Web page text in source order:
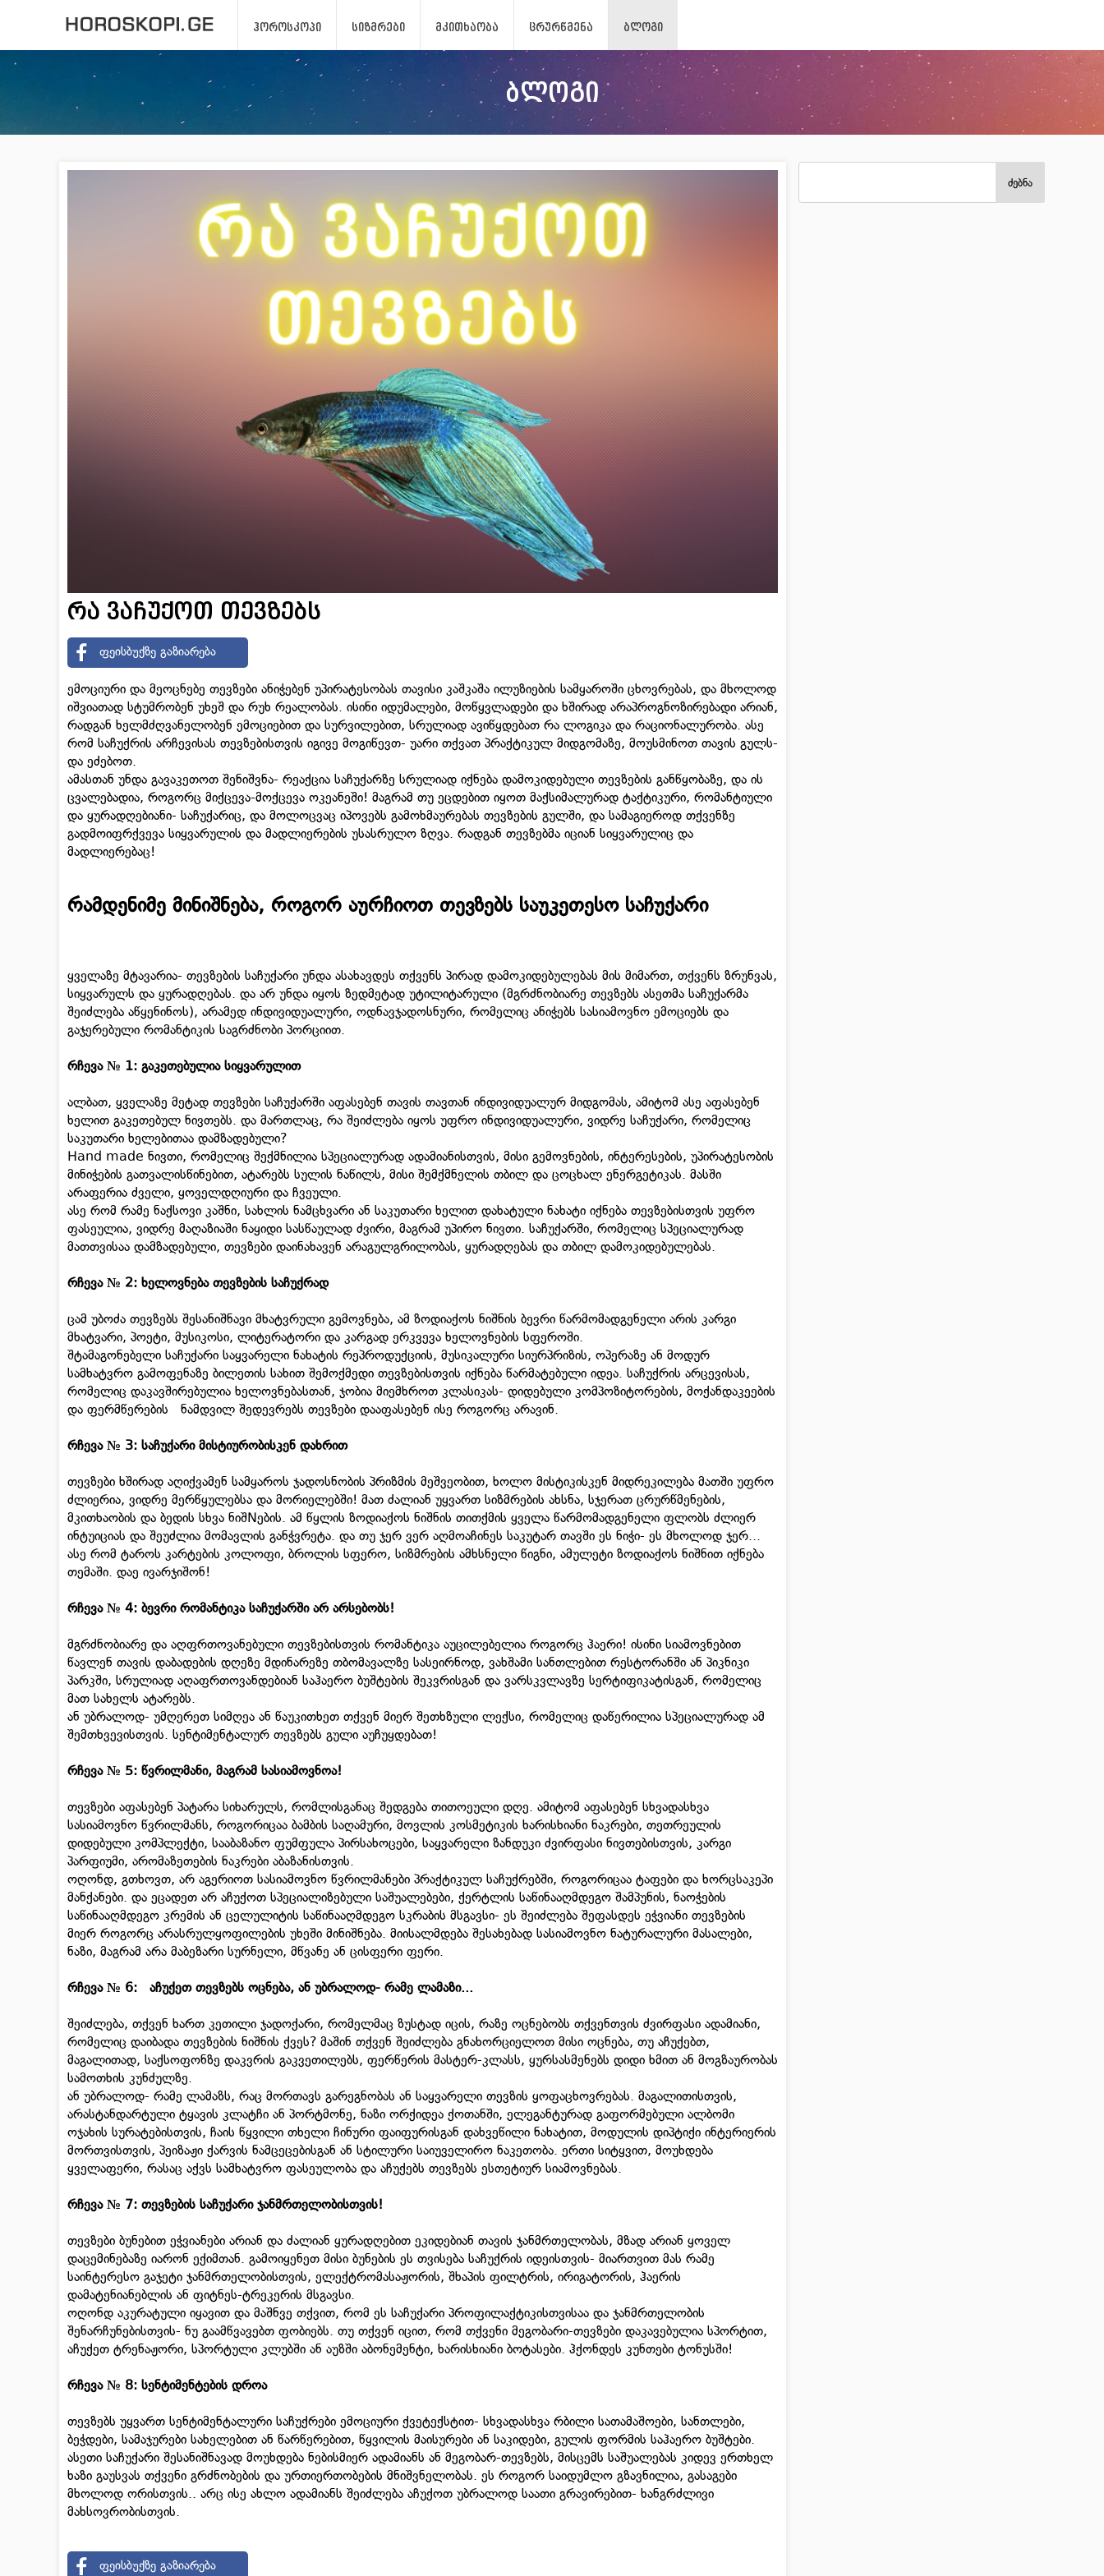
ᲰᲝᲠᲝᲡᲙᲝᲞᲘ ᲡᲘᲖᲛᲠᲔᲑᲘ ᲛᲙᲘᲗᲮᲐᲝᲑᲐ ᲪᲠᲣᲠᲬᲛᲔᲜᲐ ᲑᲚᲝᲒᲘ
ბლოგი
რა ვაჩუქოთ თევზებს
ფეისბუქზე გაზიარება
ემოციური და მეოცნებე თევზები ანიჭებენ უპირატესობას თავისი კაშკაშა ილუზიების სამყაროში ცხოვრებას, და მხოლოდ
იშვიათად სტუმრობენ უხეშ და რუხ რეალობას. ისინი იდუმალები, მოწყვლადები და ხშირად არაპროგნოზირებადი არიან,
რადგან ხელმძღვანელობენ ემოციებით და სურვილებით, სრულიად ავიწყდებათ რა ლოგიკა და რაციონალურობა. ასე
რომ საჩუქრის არჩევისას თევზებისთვის იგივე მოგიწევთ- უარი თქვათ პრაქტიკულ მიდგომაზე, მოუსმინოთ თავის გულს-
და ეძებოთ.
ამასთან უნდა გავაკეთოთ შენიშვნა- რეაქცია საჩუქარზე სრულიად იქნება დამოკიდებული თევზების განწყობაზე, და ის
ცვალებადია, როგორც მიქცევა-მოქცევა ოკეანეში! მაგრამ თუ ეცდებით იყოთ მაქსიმალურად ტაქტიკური, რომანტიული
და ყურადღებიანი- საჩუქარიც, და მოლოცვაც იპოვებს გამოხმაურებას თევზების გულში, და სამაგიეროდ თქვენზე
გადმოიფრქვევა სიყვარულის და მადლიერების უსასრულო ზღვა. რადგან თევზებმა იციან სიყვარულიც და
მადლიერებაც!
რამდენიმე მინიშნება, როგორ აურჩიოთ თევზებს საუკეთესო საჩუქარი
ყველაზე მტავარია- თევზების საჩუქარი უნდა ასახავდეს თქვენს პირად დამოკიდებულებას მის მიმართ, თქვენს ზრუნვას,
სიყვარულს და ყურადღებას. და არ უნდა იყოს ზედმეტად უტილიტარული (მგრძნობიარე თევზებს ასეთმა საჩუქარმა
შეიძლება აწყენინოს), არამედ ინდივიდუალური, ოდნავჯადოსნური, რომელიც ანიჭებს სასიამოვნო ემოციებს და
გაჯერებული რომანტიკის საგრძნობი პორციით.
რჩევა № 1: გაკეთებულია სიყვარულით
ალბათ, ყველაზე მეტად თევზები საჩუქარში აფასებენ თავის თავთან ინდივიდუალურ მიდგომას, ამიტომ ასე აფასებენ
ხელით გაკეთებულ ნივთებს. და მართლაც, რა შეიძლება იყოს უფრო ინდივიდუალური, ვიდრე საჩუქარი, რომელიც
საკუთარი ხელებითაა დამზადებული?
Hand made ნივთი, რომელიც შექმნილია სპეციალურად ადამიანისთვის, მისი გემოვნების, ინტერესების, უპირატესობის
მინიჭების გათვალისწინებით, ატარებს სულის ნაწილს, მისი შემქმნელის თბილ და ცოცხალ ენერგეტიკას. მასში
არაფერია ძველი, ყოველდღიური და ჩვეული.
ასე რომ რამე ნაქსოვი კაშნი, სახლის ნამცხვარი ან საკუთარი ხელით დახატული ნახატი იქნება თევზებისთვის უფრო
ფასეულია, ვიდრე მაღაზიაში ნაყიდი სასწაულად ძვირი, მაგრამ უპირო ნივთი. საჩუქარში, რომელიც სპეციალურად
მათთვისაა დამზადებული, თევზები დაინახავენ არაგულგრილობას, ყურადღებას და თბილ დამოკიდებულებას.
რჩევა № 2: ხელოვნება თევზების საჩუქრად
ცამ უბოძა თევზებს შესანიშნავი მხატვრული გემოვნება, ამ ზოდიაქოს ნიშნის ბევრი წარმომადგენელი არის კარგი
მხატვარი, პოეტი, მუსიკოსი, ლიტერატორი და კარგად ერკვევა ხელოვნების სფეროში.
შტამაგონებელი საჩუქარი საყვარელი ნახატის რეპროდუქციის, მუსიკალური სიურპრიზის, ოპერაზე ან მოდურ
სამხატვრო გამოფენაზე ბილეთის სახით შემოქმედი თევზებისთვის იქნება წარმატებული იდეა. საჩუქრის არცევისას,
რომელიც დაკავშირებულია ხელოვნებასთან, ჯობია მიემხროთ კლასიკას- დიდებული კომპოზიტორების, მოქანდაკეების
და ფერმწერების ნამდვილ შედევრებს თევზები დააფასებენ ისე როგორც არავინ.
რჩევა № 3: საჩუქარი მისტიურობისკენ დახრით
თევზები ხშირად აღიქვამენ სამყაროს ჯადოსნობის პრიზმის მეშვეობით, ხოლო მისტიკისკენ მიდრეკილება მათში უფრო
ძლიერია, ვიდრე მერწყულებსა და მორიელებში! მათ ძალიან უყვართ სიზმრების ახსნა, სჯერათ ცრურწმენების,
მკითხაობის და ბედის სხვა ნიშNების. ამ წყლის ზოდიაქოს ნიშნის თითქმის ყველა წარმომადგენელი ფლობს ძლიერ
ინტუიციას და შეუძლია მომავლის განჭვრეტა. და თუ ჯერ ვერ აღმოაჩინეს საკუტარ თავში ეს ნიჭი- ეს მხოლოდ ჯერ...
ასე რომ ტაროს კარტების კოლოფი, ბროლის სფერო, სიზმრების ამხსნელი წიგნი, ამულეტი ზოდიაქოს ნიშნით იქნება
თემაში. დაე ივარჯიშონ!
რჩევა № 4: ბევრი რომანტიკა საჩუქარში არ არსებობს!
მგრძნობიარე და აღფრთოვანებული თევზებისთვის რომანტიკა აუცილებელია როგორც ჰაერი! ისინი სიამოვნებით
წავლენ თავის დაბადების დღეზე მდინარეზე თბომავალზე სასეირნოდ, ვახშამი სანთლებით რესტორანში ან პიკნიკი
პარკში, სრულიად აღაფრთოვანდებიან საჰაერო ბუშტების შეკვრისგან და ვარსკვლავზე სერტიფიკატისგან, რომელიც
მათ სახელს ატარებს.
ან უბრალოდ- უმღერეთ სიმღეა ან წაუკითხეთ თქვენ მიერ შეთხზული ლექსი, რომელიც დაწერილია სპეციალურად ამ
შემთხვევისთვის. სენტიმენტალურ თევზებს გული აუჩუყდებათ!
რჩევა № 5: წვრილმანი, მაგრამ სასიამოვნოა!
თევზები აფასებენ პატარა სიხარულს, რომლისგანაც შედგება თითოეული დღე. ამიტომ აფასებენ სხვადასხვა
სასიამოვნო წვრილმანს, როგორიცაა ბამბის საღამური, მოვლის კოსმეტიკის ხარისხიანი ნაკრები, თეთრეულის
დიდებული კომპლექტი, სააბაზანო ფუმფულა პირსახოცები, საყვარელი ზანდუკი ძვირფასი ნივთებისთვის, კარგი
პარფიუმი, არომაზეთების ნაკრები აბაზანისთვის.
ოღონდ, გთხოვთ, არ აგერიოთ სასიამოვნო წვრილმანები პრაქტიკულ საჩუქრებში, როგორიცაა ტაფები და ხორცსაკეპი
მანქანები. და ეცადეთ არ აჩუქოთ სპეციალიზებული საშუალებები, ქერტლის საწინააღმდეგო შამპუნის, ნაოჭების
საწინააღმდეგო კრემის ან ცელულიტის საწინააღმდეგო სკრაბის მსგავსი- ეს შეიძლება შეფასდეს ეჭვიანი თევზების
მიერ როგორც არასრულყოფილების უხეში მინიშნება. მიისალმდება შესახებად სასიამოვნო ნატურალური მასალები,
ნაზი, მაგრამ არა მაბეზარი სურნელი, მწვანე ან ცისფერი ფერი.
რჩევა № 6: აჩუქეთ თევზებს ოცნება, ან უბრალოდ- რამე ლამაზი...
შეიძლება, თქვენ ხართ კეთილი ჯადოქარი, რომელმაც ზუსტად იცის, რაზე ოცნებობს თქვენთვის ძვირფასი ადამიანი,
რომელიც დაიბადა თევზების ნიშნის ქვეს? მაშინ თქვენ შეიძლება გნახორციელოთ მისი ოცნება, თუ აჩუქებთ,
მაგალითად, საქსოფონზე დაკვრის გაკვეთილებს, ფერწერის მასტერ-კლასს, ყურსასმენებს დიდი ხმით ან მოგზაურობას
სამოთხის კუნძულზე.
ან უბრალოდ- რამე ლამაზს, რაც მორთავს გარეგნობას ან საყვარელი თევზის ყოფაცხოვრებას. მაგალითისთვის,
არასტანდარტული ტყავის კლატჩი ან პორტმონე, ნაზი ორქიდეა ქოთანში, ელეგანტურად გაფორმებული ალბომი
ოჯახის სურატებისთვის, ჩაის წყვილი თხელი ჩინური ფაიფურისგან დახვეწილი ნახატით, მოდულის დიპტიქი ინტერიერის
მორთვისთვის, პეიზაჟი ქარვის ნამცეცებისგან ან სტილური საიუველირო ნაკეთობა. ერთი სიტყვით, მოუხდება
ყველაფერი, რასაც აქვს სამხატვრო ფასეულობა და აჩუქებს თევზებს ესთეტიურ სიამოვნებას.
რჩევა № 7: თევზების საჩუქარი ჯანმრთელობისთვის!
თევზები ბუნებით ეჭვიანები არიან და ძალიან ყურადღებით ეკიდებიან თავის ჯანმრთელობას, მზად არიან ყოველ
დაცემინებაზე იარონ ექიმთან. გამოიყენეთ მისი ბუნების ეს თვისება საჩუქრის იდეისთვის- მიართვით მას რამე
საინტერესო გაჯეტი ჯანმრთელობისთვის, ელექტრომასაჟორის, შხაპის ფილტრის, ირიგატორის, ჰაერის
დამატენიანებლის ან ფიტნეს-ტრეკერის მსგავსი.
ოღონდ აკურატული იყავით და მაშნვე თქვით, რომ ეს საჩუქარი პროფილაქტიკისთვისაა და ჯანმრთელობის
შენარჩუნებისთვის- ნუ გაამწვავებთ ფობიებს. თუ თქვენ იცით, რომ თქვენი მეგობარი-თევზები დაკავებულია სპორტით,
აჩუქეთ ტრენაჟორი, სპორტული კლუბში ან აუზში აბონემენტი, ხარისხიანი ბოტასები. ჰქონდეს კუნთები ტონუსში!
რჩევა № 8: სენტიმენტების დროა
თევზებს უყვართ სენტიმენტალური საჩუქრები ემოციური ქვეტექსტით- სხვადასხვა რბილი სათამაშოები, სანთლები,
ბეჭდები, სამაჯურები სახელებით ან წარწერებით, წყვილის მაისურები ან საკიდები, გულის ფორმის საჰაერო ბუშტები.
ასეთი საჩუქარი შესანიშნავად მოუხდება ნებისმიერ ადამიანს ან მეგობარ-თევზებს, მისცემს საშუალებას კიდევ ერთხელ
ხაზი გაუსვას თქვენი გრძნობების და ურთიერთობების მნიშვნელობას. ეს როგორ საიდუმლო გზავნილია, გასაგები
მხოლოდ ორისთვის.. არც ისე ახლო ადამიანს შეიძლება აჩუქოთ უბრალოდ საათი გრავირებით- ხანგრძლივი
მახსოვრობისთვის.
ფეისბუქზე გაზიარება
ძებნა